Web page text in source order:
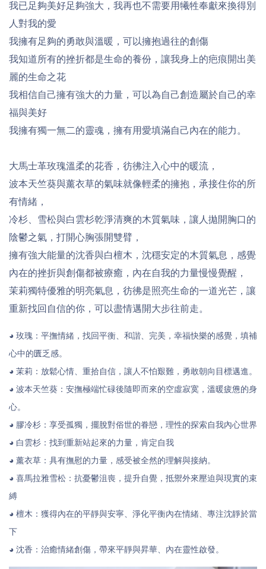
我已足夠美好足夠強大，我再也不需要用犧牲奉獻來換得別
人對我的愛
我擁有足夠的勇敢與溫暖，可以擁抱過往的創傷
我知道所有的挫折都是生命的養份，讓我身上的疤痕開出美
麗的生命之花
我相信自己擁有強大的力量，可以為自己創造屬於自己的幸
福與美好
我擁有獨一無二的靈魂，擁有用愛填滿自己內在的能力。
大馬士革玫瑰溫柔的花香，彷彿注入心中的暖流，
波本天竺葵與薰衣草的氣味就像輕柔的擁抱，承接住你的所
有情緒，
冷杉、雪松與白雲杉乾淨清爽的木質氣味，讓人拋開胸口的
陰鬱之氣， 打開心胸張開雙臂，
擁有強大能量的沈香與白檀木，沈穩安定的木質氣息，感覺
內在的挫折與創傷都被療癒，內在自我的力量慢慢覺醒，
茉莉獨特優雅的明亮氣息，彷彿是照亮生命的一道光芒，讓
重新找回自信的你，可以盡情邁開大步往前走。
◕ 玫瑰 ： 平撫情緒，找回平衡、和諧、完美，幸福快樂的感覺，填補
心中的匱乏感。
◕ 茉莉 ： 放鬆心情、重拾自信，讓人不怕艱難，勇敢朝向目標邁進。
◕ 波本天竺葵 ： 安撫極端忙碌後隨即而來的空虛寂寞，溫暖疲憊的身
心。
◕ 膠冷杉 ： 享受孤獨，擺脫對俗世的眷戀，理性的探索自我內心世界
◕ 白雲杉： 找到重新站起來的力量，肯定自我
◕ 薰衣草 ： 具有撫慰的力量，感受被全然的理解與接納。
◕ 喜馬拉雅雪松 ： 抗憂鬱沮喪，提升自覺，抵禦外來壓迫與現實的束
縛
◕ 檀木 ：獲得內在的平靜與安寧、淨化平衡內在情緒、專注沈靜於當
下
◕ 沈香 ：治癒情緒創傷，帶來平靜與昇華、內在靈性啟發。